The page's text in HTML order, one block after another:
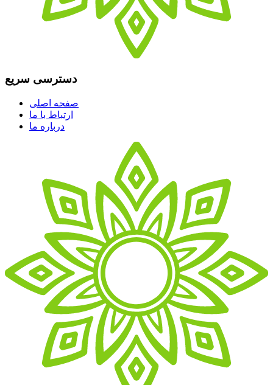
دسترسی سریع
صفحه اصلی
ارتباط با ما
درباره ما